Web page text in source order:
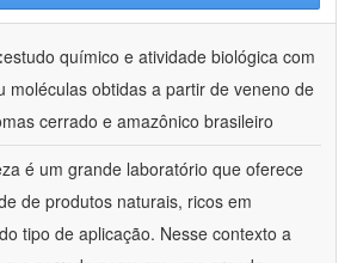
estudo químico e atividade biológica com
moléculas obtidas a partir de veneno de
cerrado e amazônico brasileiro
é um grande laboratório que oferece
de produtos naturais, ricos em
tipo de aplicação. Nesse contexto a